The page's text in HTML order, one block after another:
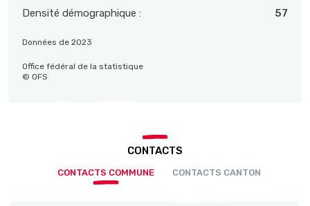
Densité démographique :
57
Données de 2023
Office fédéral de la statistique
© OFS
CONTACTS
CONTACTS COMMUNE CONTACTS CANTON